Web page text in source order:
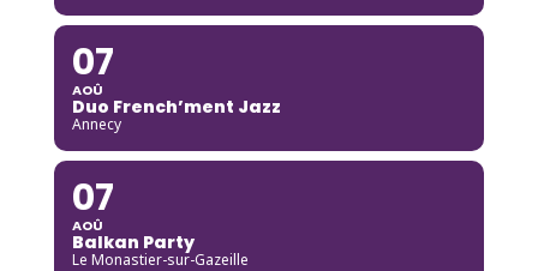
07
AOÛ
Duo French’ment Jazz
Annecy
07
AOÛ
Balkan Party
Le Monastier-sur-Gazeille